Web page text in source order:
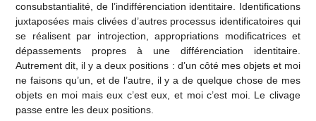
consubstantialité, de l’indifférenciation identitaire. Identifications
juxtaposées mais clivées d’autres processus identificatoires qui
se réalisent par introjection, appropriations modificatrices et
dépassements propres à une différenciation identitaire.
Autrement dit, il y a deux positions : d’un côté mes objets et moi
ne faisons qu’un, et de l’autre, il y a de quelque chose de mes
objets en moi mais eux c’est eux, et moi c’est moi. Le clivage
passe entre les deux positions.